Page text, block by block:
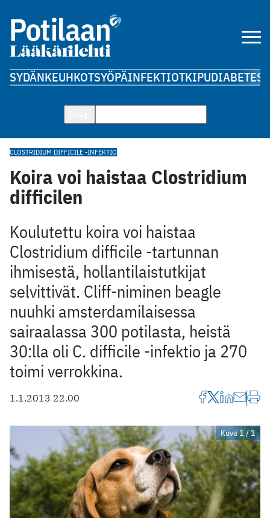
SYDÄNKEUHKOTSYÖPÄINFEKTIOTKIPUDIABETES
CLOSTRIDIUM DIFFICILE -INFEKTIO
Koira voi haistaa Clostridium
difficilen
Koulutettu koira voi haistaa
Clostridium difficile -tartunnan
ihmisestä, hollantilaistutkijat
selvittivät. Cliff-niminen beagle
nuuhki amsterdamilaisessa
sairaalassa 300 potilasta, heistä
30:lla oli C. difficile -infektio ja 270
toimi verrokkina.
1.1.2013 22.00
Kuva 1 / 1